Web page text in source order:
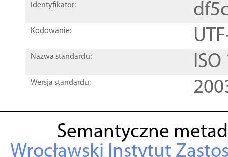
Identyfikator:
Kodowanie:
Nazwa standardu:
Wersja standardu:
Semantyczne
Wrocławski Instytut